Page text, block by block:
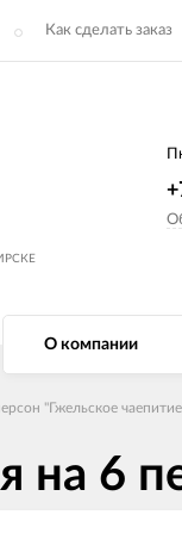
Как сделать заказ
О компании
"Гжельское
на 6